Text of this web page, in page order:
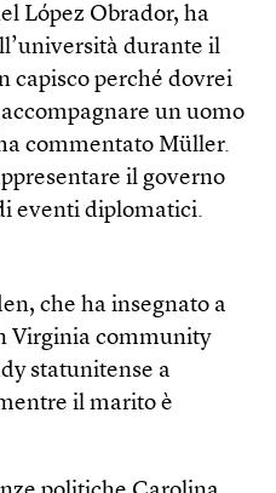
López Obrador, ha
durante il
capisco perché dovrei
un uomo
commentato Müller.
il governo
eventi diplomatici.
che ha insegnato a
Virginia community
statunitense a
il marito è